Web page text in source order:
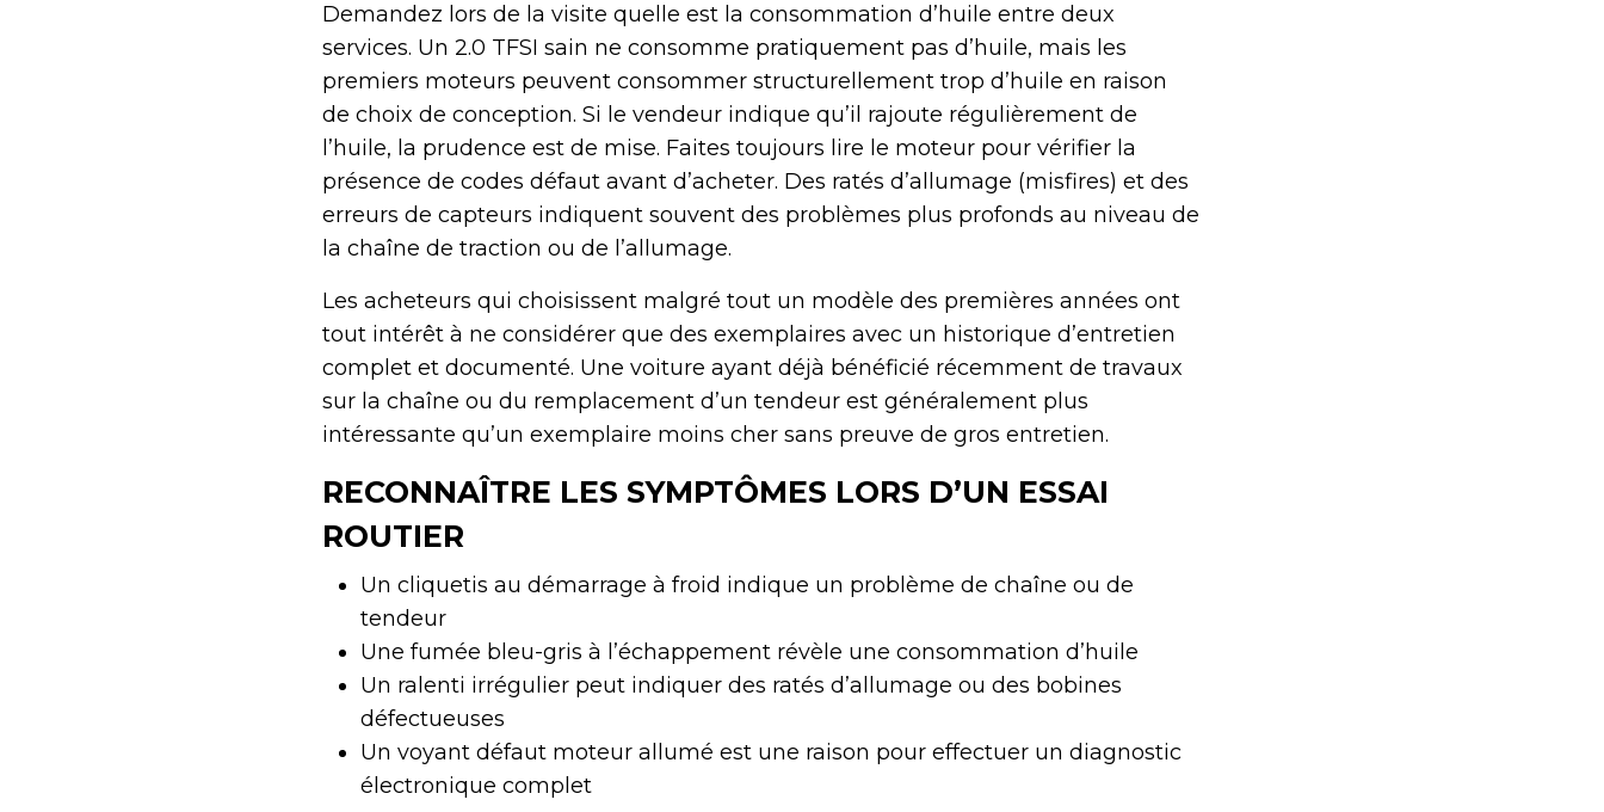
Demandez lors de la visite quelle est la consommation d’huile entre deux
services. Un 2.0 TFSI sain ne consomme pratiquement pas d’huile, mais les
premiers moteurs peuvent consommer structurellement trop d’huile en raison
de choix de conception. Si le vendeur indique qu’il rajoute régulièrement de
l’huile, la prudence est de mise. Faites toujours lire le moteur pour vérifier la
présence de codes défaut avant d’acheter. Des ratés d’allumage (misfires) et des
erreurs de capteurs indiquent souvent des problèmes plus profonds au niveau de
la chaîne de traction ou de l’allumage.
Les acheteurs qui choisissent malgré tout un modèle des premières années ont
tout intérêt à ne considérer que des exemplaires avec un historique d’entretien
complet et documenté. Une voiture ayant déjà bénéficié récemment de travaux
sur la chaîne ou du remplacement d’un tendeur est généralement plus
intéressante qu’un exemplaire moins cher sans preuve de gros entretien.
RECONNAÎTRE LES SYMPTÔMES LORS D’UN ESSAI
ROUTIER
Un cliquetis au démarrage à froid indique un problème de chaîne ou de
tendeur
Une fumée bleu-gris à l’échappement révèle une consommation d’huile
Un ralenti irrégulier peut indiquer des ratés d’allumage ou des bobines
défectueuses
Un voyant défaut moteur allumé est une raison pour effectuer un diagnostic
électronique complet